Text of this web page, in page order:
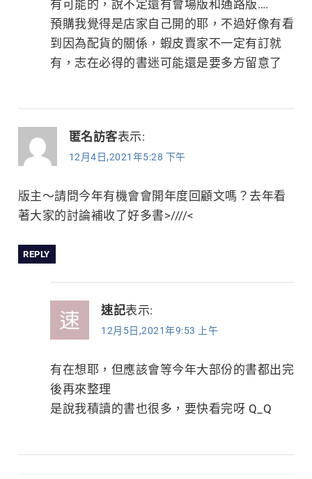
有可能的，說不定還有會場版和通路版….
預購我覺得是店家自己開的耶，不過好像有看
到因為配貨的關係，蝦皮賣家不一定有訂就
有，志在必得的書迷可能還是要多方留意了
匿名訪客表示:
12月4日,2021年5:28 下午
版主～請問今年有機會會開年度回顧文嗎？去年看
著大家的討論補收了好多書>////<
REPLY
速記表示:
12月5日,2021年9:53 上午
有在想耶，但應該會等今年大部份的書都出完
後再來整理
是說我積讀的書也很多，要快看完呀 Q_Q